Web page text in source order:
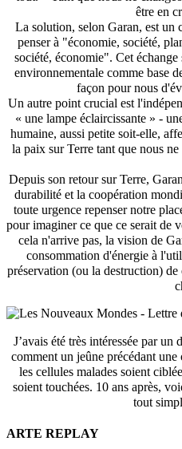
être en
La solution, selon Garan, est un
penser à "économie, société,
société, économie". Cet
environnementale comme base
façon pour nous
Un autre point crucial est
« une lampe éclaircissante » -
humaine, aussi petite soit-elle,
la paix sur Terre tant que nous
Depuis son retour sur Terre,
durabilité et la coopération
toute urgence repenser notre
pour imaginer ce que ce serait de
cela n'arrive pas, la vision de
consommation d'énergie à
préservation (ou la destruction)
J’avais été très intéressée par
comment un jeûne précédant
les cellules malades soient
soient touchées. 10 ans après,
tout
ARTE REPLAY